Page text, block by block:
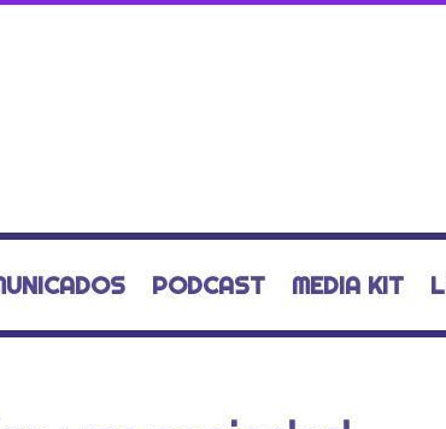
PODCAST MEDIA KIT